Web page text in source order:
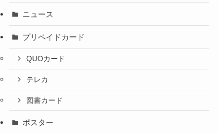
ニュース
プリペイドカード
QUOカード
テレカ
図書カード
ポスター